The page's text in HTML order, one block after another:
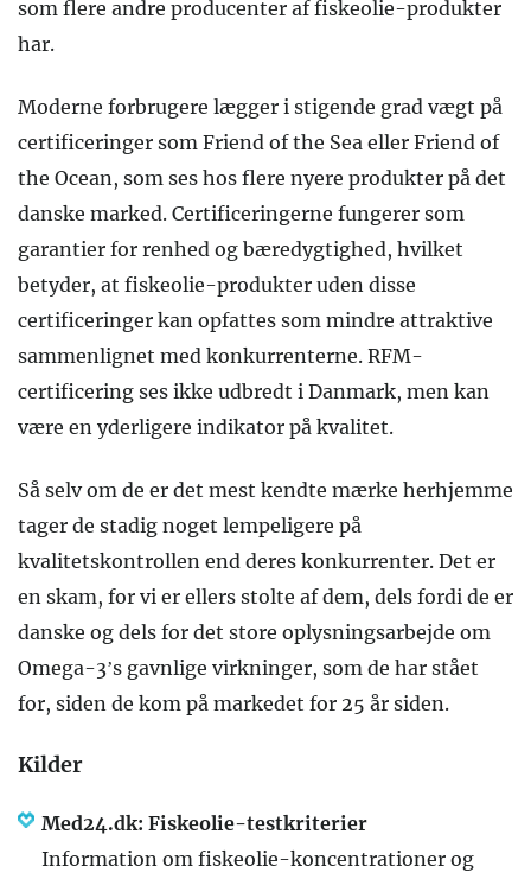
som flere andre producenter af fiskeolie-produkter
har.
Moderne forbrugere lægger i stigende grad vægt på
certificeringer som Friend of the Sea eller Friend of
the Ocean, som ses hos flere nyere produkter på det
danske marked. Certificeringerne fungerer som
garantier for renhed og bæredygtighed, hvilket
betyder, at fiskeolie-produkter uden disse
certificeringer kan opfattes som mindre attraktive
sammenlignet med konkurrenterne. RFM-
certificering ses ikke udbredt i Danmark, men kan
være en yderligere indikator på kvalitet.
Så selv om de er det mest kendte mærke herhjemme
tager de stadig noget lempeligere på
kvalitetskontrollen end deres konkurrenter. Det er
en skam, for vi er ellers stolte af dem, dels fordi de er
danske og dels for det store oplysningsarbejde om
Omega-3’s gavnlige virkninger, som de har stået
for, siden de kom på markedet for 25 år siden.
Kilder
Med24.dk: Fiskeolie-testkriterier
Information om fiskeolie-koncentrationer og